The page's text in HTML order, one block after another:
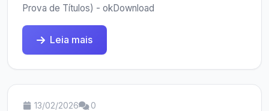
Prova de Títulos) - okDownload
Leia mais
13/02/2026 0